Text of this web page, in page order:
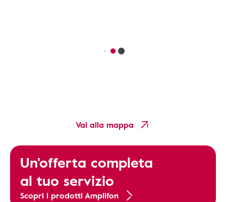
Vai alla mappa
Un'offerta completa
al tuo servizio
Scopri i prodotti Amplifon